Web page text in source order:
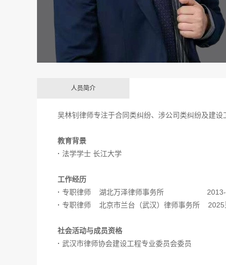
人员简介
吴林钊律师专注于合同类纠纷、涉公司类纠纷及建
教育背景
· 法学学士 长江大学
工作经历
· 专职律师 湖北万泽律师事务所 2013-
· 专职律师 北京市兰台（武汉）律师事务所 2025
社会活动与成员资格
· 武汉市律师协会建设工程专业委员会委员